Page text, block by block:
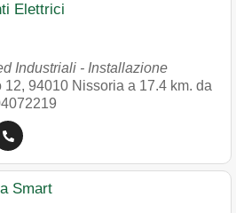
Elettrici
Industriali - Installazione
12, 94010 Nissoria a 17.4 km. da
Smart